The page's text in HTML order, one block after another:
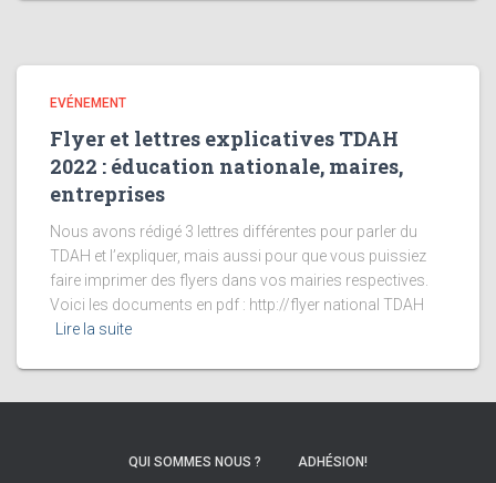
EVÉNEMENT
Flyer et lettres explicatives TDAH
2022 : éducation nationale, maires,
entreprises
Nous avons rédigé 3 lettres différentes pour parler du
TDAH et l’expliquer, mais aussi pour que vous puissiez
faire imprimer des flyers dans vos mairies respectives.
Voici les documents en pdf : http://flyer national TDAH
Lire la suite
QUI SOMMES NOUS ? ADHÉSION!